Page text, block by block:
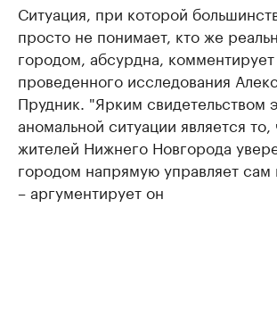
Ситуация, при которой
просто не понимает, кто же
городом, абсурдна,
проведенного исследования
Прудник. "Ярким свидетельством
аномальной ситуации является то,
жителей Нижнего Новгорода
городом напрямую управляет сам
– аргументирует он